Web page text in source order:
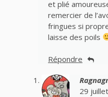
et plié
remercier de
fringues si
laisse des poils
Répondre
29